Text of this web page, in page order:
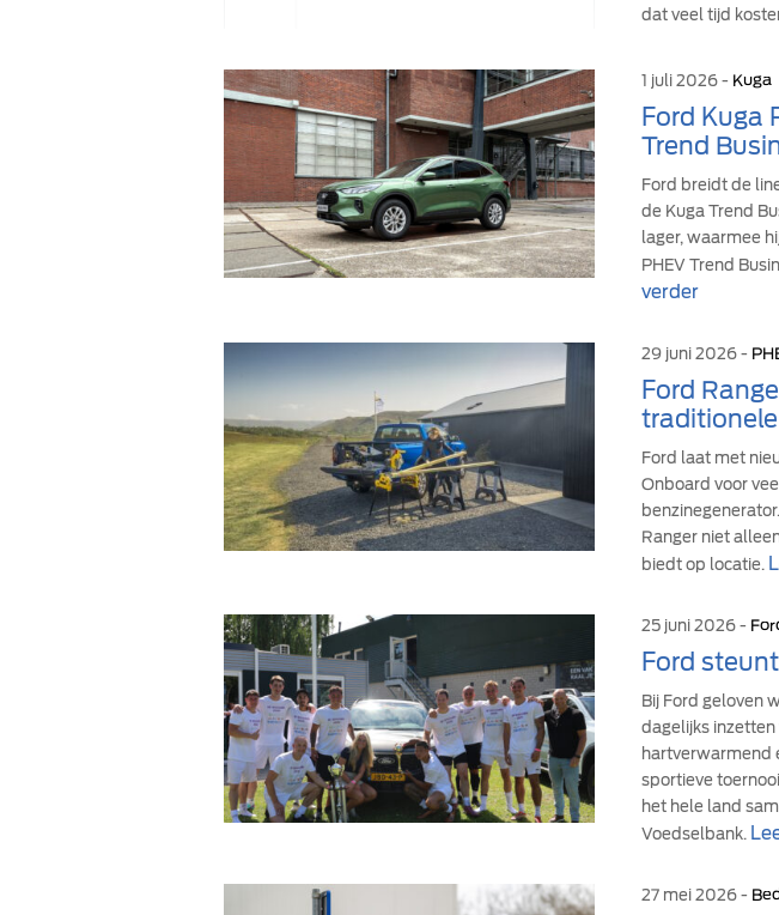
dat veel tijd
1 juli 2026 - Kuga
Ford Kuga
Trend
Ford breidt de
de Kuga Trend
lager, waarmee
PHEV Trend
verder
29 juni 2026 -
Ford
Ford laat met
Onboard voor
Ranger niet
biedt op locatie.
25 juni 2026 -
Ford
Bij Ford geloven
dagelijks
hartverwarmend
sportieve
het hele land
Voedselbank.
27 mei 2026 -